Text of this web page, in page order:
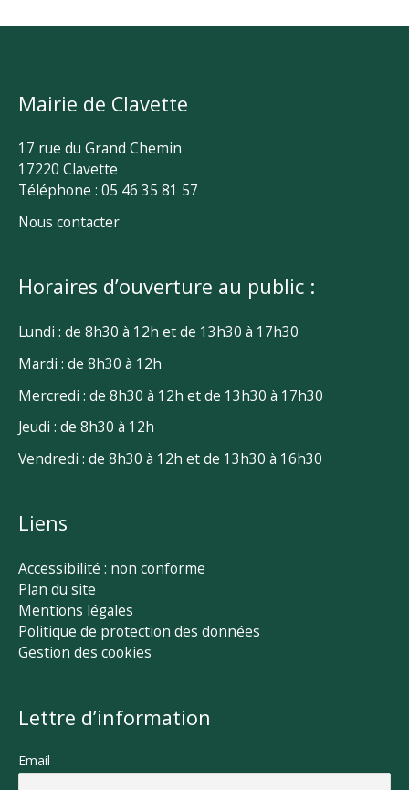
Mairie de Clavette
17 rue du Grand Chemin
17220 Clavette
Téléphone : 05 46 35 81 57
Nous contacter
Horaires d’ouverture au public :
Lundi : de 8h30 à 12h et de 13h30 à 17h30
Mardi : de 8h30 à 12h
Mercredi : de 8h30 à 12h et de 13h30 à 17h30
Jeudi : de 8h30 à 12h
Vendredi : de 8h30 à 12h et de 13h30 à 16h30
Liens
Accessibilité : non conforme
Plan du site
Mentions légales
Politique de protection des données
Gestion des cookies
Lettre d’information
Email